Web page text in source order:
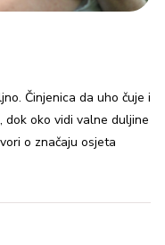
Činjenica da uho čuje i
dok oko vidi valne duljine
o značaju osjeta